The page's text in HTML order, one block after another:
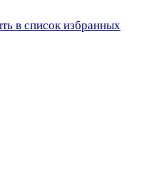
в список избранных